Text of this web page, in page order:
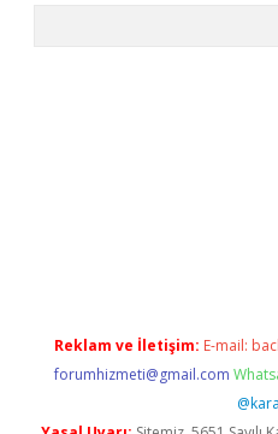
Reklam ve İletişim: E-mail:
forumhizmeti@gmail.com